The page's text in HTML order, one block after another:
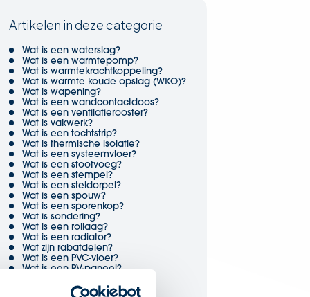
Artikelen in deze categorie
Wat is een waterslag?
Wat is een warmtepomp?
Wat is warmtekrachtkoppeling?
Wat is warmte koude opslag (WKO)?
Wat is wapening?
Wat is een wandcontactdoos?
Wat is een ventilatierooster?
Wat is vakwerk?
Wat is een tochtstrip?
Wat is thermische isolatie?
Wat is een systeemvloer?
Wat is een stootvoeg?
Wat is een stempel?
Wat is een steldorpel?
Wat is een spouw?
Wat is een sporenkop?
Wat is sondering?
Wat is een rollaag?
Wat is een radiator?
Wat zijn rabatdelen?
Wat is een PVC-vloer?
Wat is een PV-paneel?
Wat is profiel?